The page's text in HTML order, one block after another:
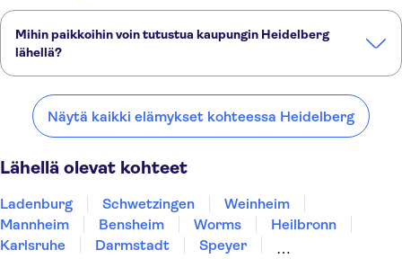
Mihin paikkoihin voin tutustua kaupungin Heidelberg
lähellä?
lähellä:
Ladenburg Weinheim Bensheim
Näytä kaikki elämykset kohteessa Heidelberg
Lähellä olevat kohteet
Ladenburg Schwetzingen
Weinheim
Mannheim
Bensheim Worms
Heilbronn
Karlsruhe
Darmstadt
Speyer